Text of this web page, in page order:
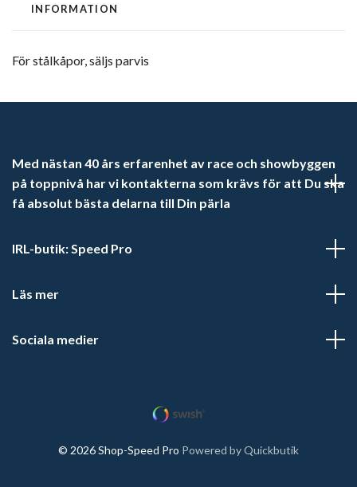
INFORMATION
För stålkåpor, säljs parvis
Med nästan 40 års erfarenhet av race och showbyggen
på toppnivå har vi kontakterna som krävs för att Du ska
få absolut bästa delarna till Din pärla
IRL-butik: Speed Pro
Läs mer
Sociala medier
© 2026 Shop-Speed Pro Powered by Quickbutik